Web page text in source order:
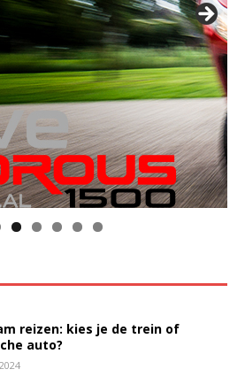
informatie
reizen: kies je de trein of
auto?